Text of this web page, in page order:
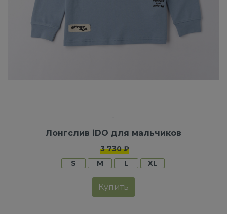
Лонгслив iDO для мальчиков
3 730 ₽
S
M L XL
Купить